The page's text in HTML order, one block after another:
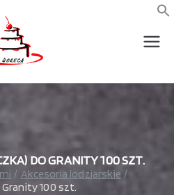
wszystko
dla
gastrono
wszystko dla piekarni,
DO GRANITY 100 SZT.
Akcesoria lodziarskie
Granity 100 szt.